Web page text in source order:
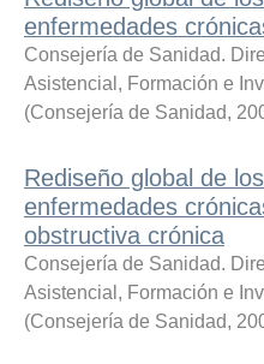
enfermedades
Consejería de Sanidad.
Asistencial, Formación e
(Consejería de Sanidad,
Rediseño global de
enfermedades
obstructiva crónica
Consejería de Sanidad.
Asistencial, Formación e
(Consejería de Sanidad,